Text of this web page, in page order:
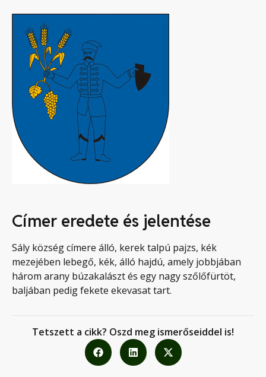
Címer eredete és jelentése
Sály község címere álló, kerek talpú pajzs, kék
mezejében lebegő, kék, álló hajdú, amely jobbjában
három arany búzakalászt és egy nagy szőlőfürtöt,
baljában pedig fekete ekevasat tart.
Tetszett a cikk? Oszd meg ismerőseiddel is!